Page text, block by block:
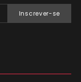
Inscrever-se